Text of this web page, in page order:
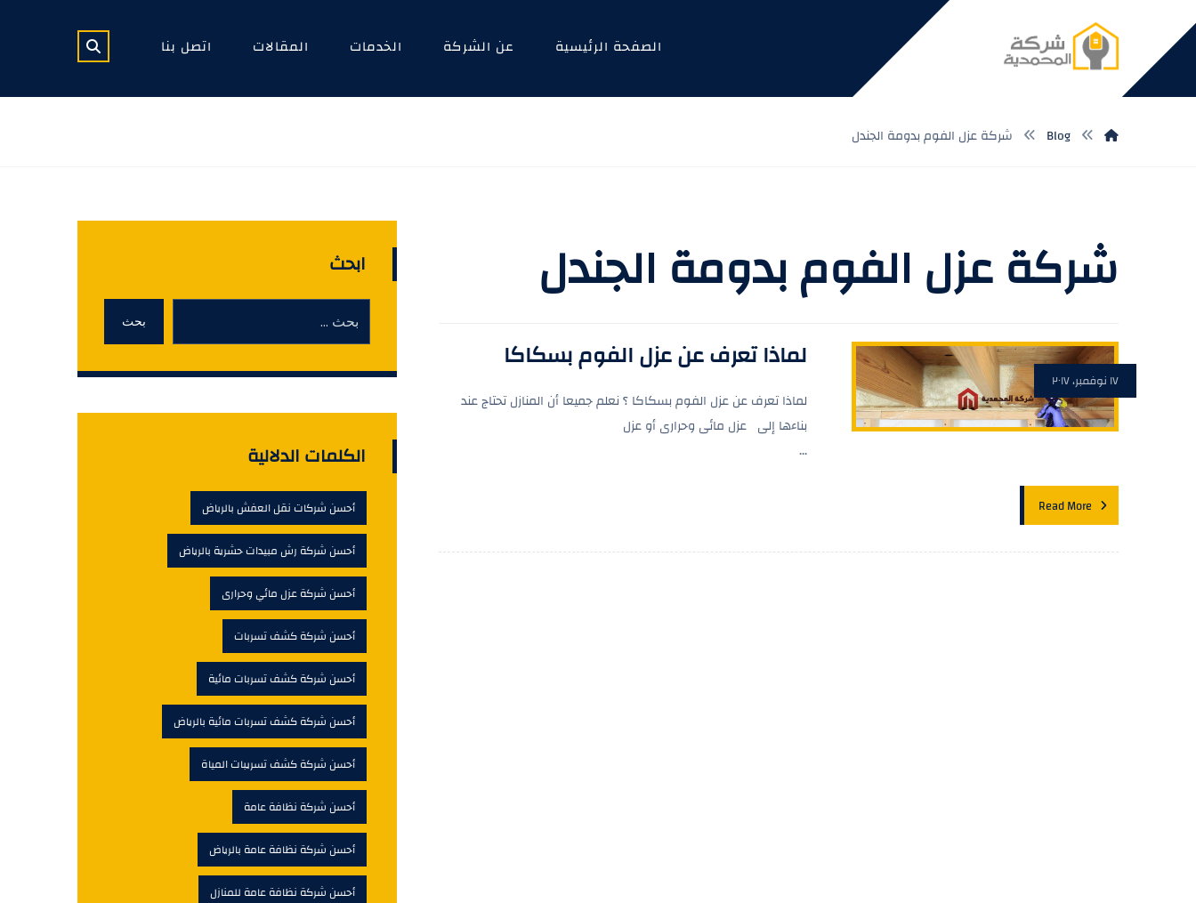
الصفحة الرئيسية عن الشركة الخدمات المقالات اتصل بنا
Blog شركة عزل الفوم بدومة الجندل
شركة عزل الفوم بدومة الجندل
لماذا تعرف عن عزل الفوم بسكاكا
١٧ نوفمبر، ٢٠١٧
لماذا تعرف عن عزل الفوم بسكاكا ؟ نعلم جميعا أن المنازل تحتاج عند
بناءها إلى عزل مائى وحرارى أو عزل
...
Read More
ابحث
بحث
الكلمات الدلالية
أحسن شركات نقل العفش بالرياض
أحسن شركة رش مبيدات حشرية بالرياض
أحسن شركة عزل مائي وحرارى
أحسن شركة كشف تسربات
أحسن شركة كشف تسربات مائية
أحسن شركة كشف تسربات مائية بالرياض
أحسن شركة كشف تسريبات المياة
أحسن شركة نظافة عامة
أحسن شركة نظافة عامة بالرياض
أحسن شركة نظافة عامة للمنازل